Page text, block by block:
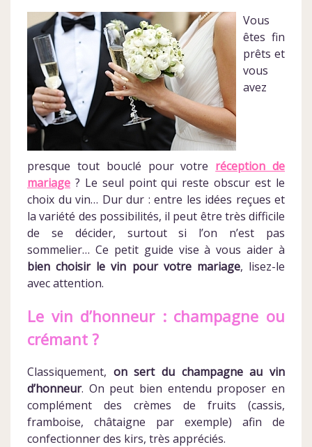
Vous
êtes fin
prêts et
vous
avez
presque tout bouclé pour votre réception de
mariage ? Le seul point qui reste obscur est le
choix du vin… Dur dur : entre les idées reçues et
la variété des possibilités, il peut être très difficile
de se décider, surtout si l’on n’est pas
sommelier… Ce petit guide vise à vous aider à
bien choisir le vin pour votre mariage, lisez-le
avec attention.
Le vin d’honneur : champagne ou
crémant ?
Classiquement, on sert du champagne au vin
d’honneur. On peut bien entendu proposer en
complément des crèmes de fruits (cassis,
framboise, châtaigne par exemple) afin de
confectionner des kirs, très appréciés.